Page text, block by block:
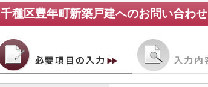
千種区豊年町新築戸建へのお問い合わせ